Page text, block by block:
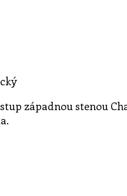
západnou stenou